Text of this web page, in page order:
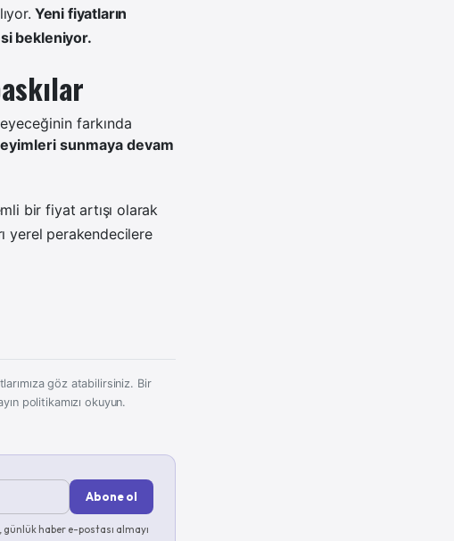
Yeni fiyatların
bekleniyor.
farkında
sunmaya devam
bir fiyat artışı olarak
yerel perakendecilere
göz atabilirsiniz. Bir
politikamızı okuyun.
Abone ol
haber e-postası almayı